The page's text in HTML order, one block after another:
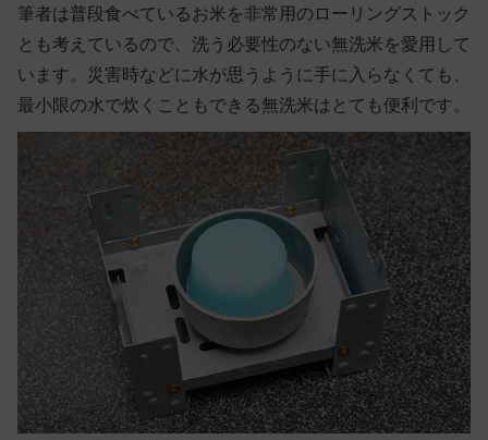
筆者は普段食べているお米を非常用のローリングストック
とも考えているので、洗う必要性のない無洗米を愛用して
います。災害時などに水が思うように手に入らなくても、
最小限の水で炊くこともできる無洗米はとても便利です。